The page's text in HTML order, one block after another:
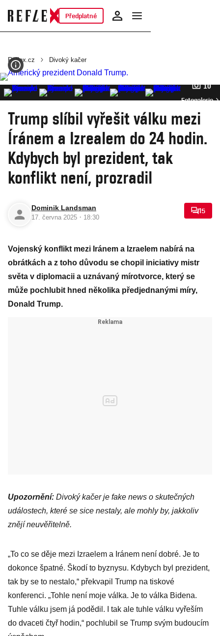
Předplatné
Reflex.cz Divoký kačer
10
Fotogalerie
Trump slíbil vyřešit válku mezi
Íránem a Izrealem do 24 hodin.
Kdybych byl prezident, tak
konflikt není, prozradil
Dominik Landsman
17. června 2025 · 18:30
15
Vojenský konflikt mezi Iránem a Izraelem nabírá na
obrátkách a z toho důvodu se chopil iniciativy mistr
světa v diplomacii a uznávaný mírotvorce, který se
může pochlubit hned několika předjednanými míry,
Donald Trump.
Upozornění: Divoký kačer je fake news o skutečných
událostech, které se sice nestaly, ale mohly by, jakkoliv
znějí neuvěřitelně.
„To co se děje mezi Izraelem a Iránem není dobré. Je to
dokonce špatné. Škodí to byznysu. Kdybych byl prezident,
tak by se to nestalo,“ překvapil Trump na tiskové
konferenci. „Tohle není moje válka. Je to válka Bidena.
Tuhle válku jsem já podědil. I tak ale tuhle válku vyřeším
do dvaceti čtyř hodin,“ pochlubil se Trump svým budoucím